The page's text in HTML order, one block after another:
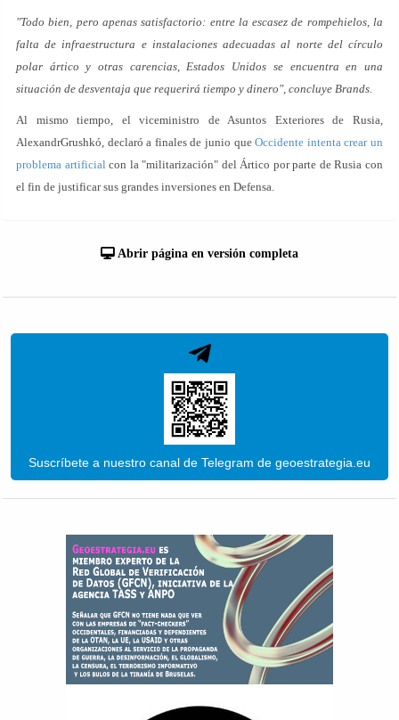
"Todo bien, pero apenas satisfactorio: entre la escasez de rompehielos, la
falta de infraestructura e instalaciones adecuadas al norte del círculo
polar ártico y otras carencias, Estados Unidos se encuentra en una
situación de desventaja que requerirá tiempo y dinero", concluye Brands.
Al mismo tiempo, el viceministro de Asuntos Exteriores de Rusia,
AlexandrGrushkó, declaró a finales de junio queOccidente intenta crear un
problema artificialcon la "militarización" del Ártico por parte de Rusia con
el fin de justificar sus grandes inversiones en Defensa.
Abrir página en versión completa
Suscríbete a nuestro canal de Telegram de geoestrategia.eu